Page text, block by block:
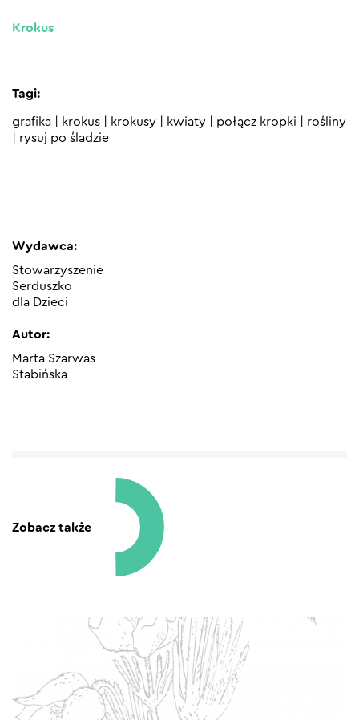
Krokus
Tagi:
grafika krokus krokusy kwiaty połącz kropki
rośliny
rysuj po śladzie
Wydawca:
Stowarzyszenie
Serduszko
dla Dzieci
Autor:
Marta Szarwas
Stabińska
Zobacz także